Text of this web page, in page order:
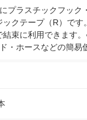
プラスチックフッ
クテープ（R）です
束に利用できます
・ホースなどの簡易